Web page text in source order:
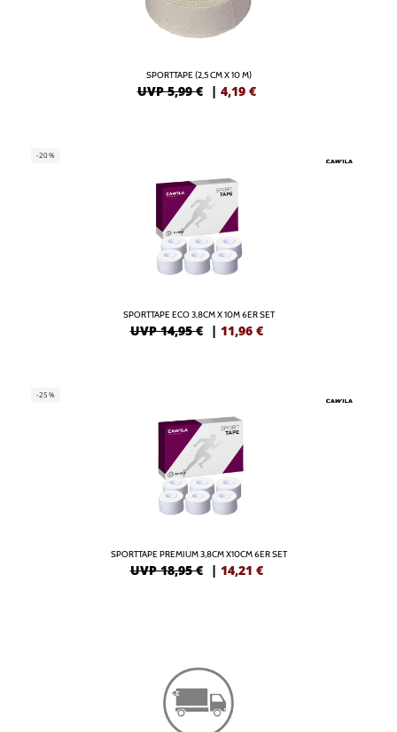
SPORTTAPE (2,5 CM X 10 M)
UVP 5,99 € | 4,19 €
-20%
SPORTTAPE ECO 3,8CM X 10M 6ER SET
UVP 14,95 € | 11,96 €
-25%
SPORTTAPE PREMIUM 3,8CM X10CM 6ER SET
UVP 18,95 € | 14,21 €